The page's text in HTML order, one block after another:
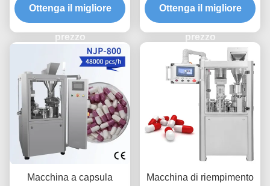
completamente
automatica avanzata
Ottenga il migliore
prezzo
alimentazione precisa
Ottenga il migliore
prezzo
Macchina a capsula
Macchina di riempimento